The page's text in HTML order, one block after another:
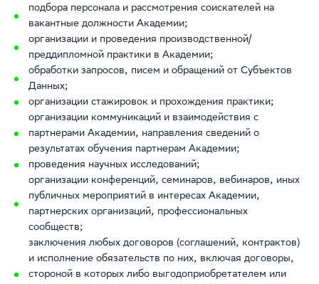
подбора персонала и рассмотрения соискателей на
вакантные должности Академии;
организации и проведения производственной/
преддипломной практики в Академии;
обработки запросов, писем и обращений от Субъектов
Данных;
организации стажировок и прохождения практики;
организации коммуникаций и взаимодействия с
партнерами Академии, направления сведений о
результатах обучения партнерам Академии;
проведения научных исследований;
организации конференций, семинаров, вебинаров, иных
публичных мероприятий в интересах Академии,
партнерских организаций, профессиональных
сообществ;
заключения любых договоров (соглашений, контрактов)
и исполнение обязательств по них, включая договоры,
стороной в которых либо выгодоприобретателем или